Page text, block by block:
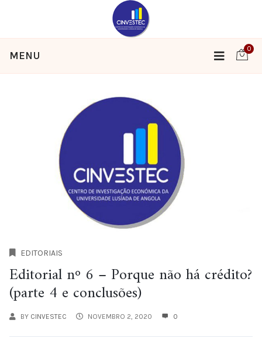
MENU
0
EDITORIAIS
Editorial nº 6 – Porque não há crédito?
(parte 4 e conclusões)
BY CINVESTEC NOVEMBRO 2, 2020 0